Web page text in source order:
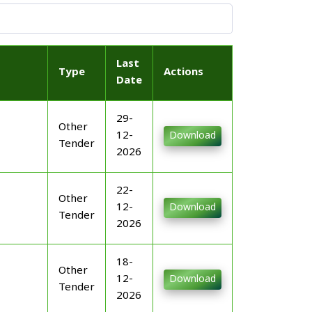
Type
Last
Date
Actions
Other
Tender
29-
12-
2026
Download
Other
Tender
22-
12-
2026
Download
Other
Tender
18-
12-
2026
Download